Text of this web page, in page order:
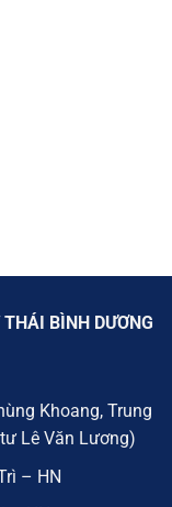
BÌNH DƯƠNG
Khoang, Trung
Lê Văn Lương)
– HN